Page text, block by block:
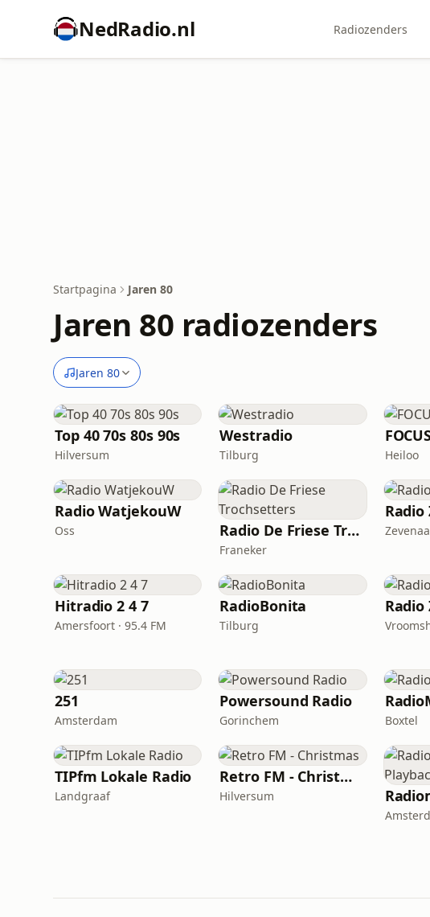
NedRadio.nl Radiozenders
Startpagina Jaren 80
Jaren 80 radiozenders
Jaren 80
Top 40 70s 80s 90s
Hilversum
Westradio
Tilburg Heiloo
Radio WatjekouW
Oss Radio De Friese Trochsetters
Franeker
Radio
Hitradio 2 4 7
Amersfoort · 95.4 FM
RadioBonita
Tilburg
251
Amsterdam
Powersound Radio
Gorinchem Boxtel
TIPfm Lokale Radio
Landgraaf
Retro FM - Christmas
Hilversum